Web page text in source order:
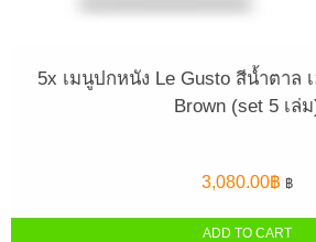
5x เมนูปกหนัง Le Gusto สีน้ำตาล
Brown (set 5 เล่
3,080.00฿ ฿
ADD TO CART